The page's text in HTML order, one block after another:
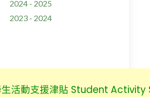
2024 - 2025
2023 - 2024
生活動支援津貼 Student